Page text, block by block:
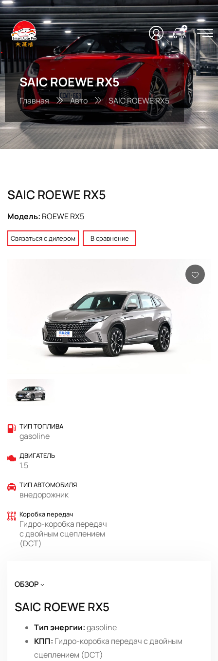
SAIC ROEWE RX5
Главная Авто SAIC ROEWE RX5
SAIC ROEWE RX5
Модель: ROEWE RX5
Связаться с дилером В сравнение
ТИП ТОПЛИВА
gasoline
ДВИГАТЕЛЬ
1.5
ТИП АВТОМОБИЛЯ
внедорожник
Коробка передач
Гидро-коробка передач
с двойным сцеплением
(DCT)
ОБЗОР
SAIC ROEWE RX5
Тип энергии:gasoline
КПП: Гидро-коробка передач с двойным
сцеплением (DCT)